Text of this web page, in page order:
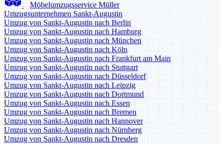
Möbelumzugsservice Müller
Umzugsunternehmen Sankt-Augustin
Umzug von Sankt-Augustin nach Berlin
Umzug von Sankt-Augustin nach Hamburg
Umzug von Sankt-Augustin nach München
Umzug von Sankt-Augustin nach Köln
Umzug von Sankt-Augustin nach Frankfurt am Main
Umzug von Sankt-Augustin nach Stuttgart
Umzug von Sankt-Augustin nach Düsseldorf
Umzug von Sankt-Augustin nach Leipzig
Umzug von Sankt-Augustin nach Dortmund
Umzug von Sankt-Augustin nach Essen
Umzug von Sankt-Augustin nach Bremen
Umzug von Sankt-Augustin nach Hannover
Umzug von Sankt-Augustin nach Nürnberg
Umzug von Sankt-Augustin nach Dresden